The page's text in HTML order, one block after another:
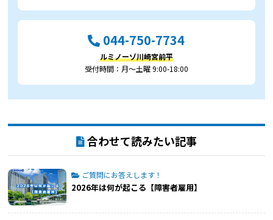
044-750-7734
ルミノーゾ川崎宮前平
受付時間：月～土曜 9:00-18:00
合わせて読みたい記事
ご質問にお答えします！
2026年は何が起こる【障害者雇用】